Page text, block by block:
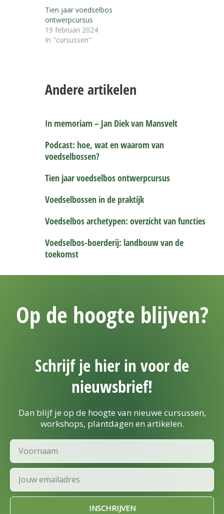
Tien jaar voedselbos
ontwerpcursus
19 februari 2024
In "cursussen"
Andere artikelen
In memoriam – Jan Diek van Mansvelt
Podcast: hoe, wat en waarom van
voedselbossen?
Tien jaar voedselbos ontwerpcursus
Voedselbossen in de praktijk
Voedselbos archetypen: overzicht van functies
Voedselbos-boerderij: landbouw van de
toekomst
Op de hoogte blijven?
Schrijf je hier in voor de
nieuwsbrief!
Dan blijf je op de hoogte van nieuwe cursussen,
workshops, plantdagen en artikelen.
Voornaam
Email
INSCHRIJVEN